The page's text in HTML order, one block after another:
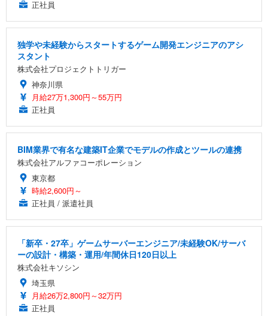
正社員
独学や未経験からスタートするゲーム開発エンジニアのアシ
スタント
株式会社プロジェクトトリガー
神奈川県
月給27万1,300円～55万円
正社員
BIM業界で有名な建築IT企業でモデルの作成とツールの連携
株式会社アルファコーポレーション
東京都
時給2,600円～
正社員 / 派遣社員
「新卒・27卒」ゲームサーバーエンジニア/未経験OK/サーバ
ーの設計・構築・運用/年間休日120日以上
株式会社キソシン
埼玉県
月給26万2,800円～32万円
正社員